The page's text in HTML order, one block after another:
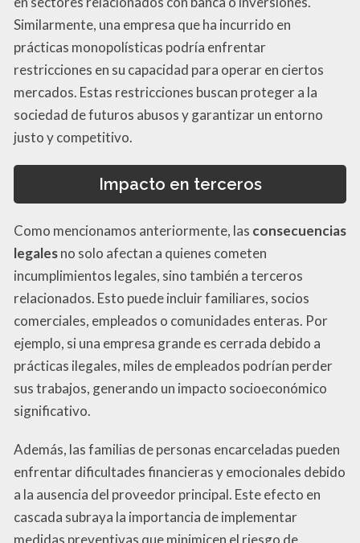
Similarmente, una empresa que ha incurrido en
prácticas monopolísticas podría enfrentar
restricciones en su capacidad para operar en ciertos
mercados. Estas restricciones buscan proteger a la
sociedad de futuros abusos y garantizar un entorno
justo y competitivo.
Impacto en terceros
Como mencionamos anteriormente, las consecuencias
legalesno solo afectan a quienes cometen
incumplimientos legales, sino también a terceros
relacionados. Esto puede incluir familiares, socios
comerciales, empleados o comunidades enteras. Por
ejemplo, si una empresa grande es cerrada debido a
prácticas ilegales, miles de empleados podrían perder
sus trabajos, generando un impacto socioeconómico
significativo.
Además, las familias de personas encarceladas pueden
enfrentar dificultades financieras y emocionales debido
a la ausencia del proveedor principal. Este efecto en
cascada subraya la importancia de implementar
medidas preventivas que minimicen el riesgo de